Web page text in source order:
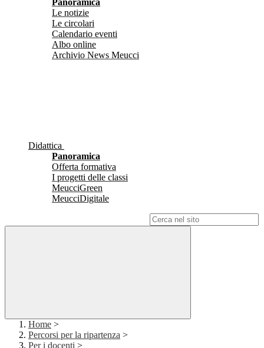
Panoramica
Le notizie
Le circolari
Calendario eventi
Albo online
Archivio News Meucci
Didattica
Panoramica
Offerta formativa
I progetti delle classi
MeucciGreen
MeucciDigitale
Home >
Percorsi per la ripartenza >
Per i docenti >